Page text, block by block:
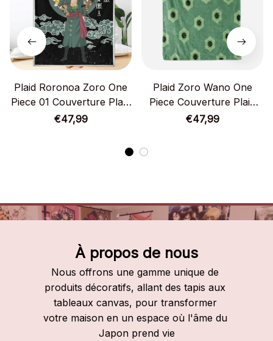
Plaid Roronoa Zoro One
Piece 01 Couverture Plaid
Polaire Plaid Canapé
€47,99
Plaid Zoro Wano One
Piece Couverture Plaid
Polaire Plaid Canapé
€47,99
À propos de nous
Nous offrons une gamme unique de
produits décoratifs, allant des tapis aux
tableaux canvas, pour transformer
votre maison en un espace où l'âme du
Japon prend vie